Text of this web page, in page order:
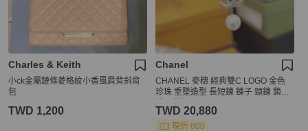
Charles & Keith
小ck金屬鏈條菱格紋小香風肩背斜背
包
TWD 1,200
Chanel
CHANEL 麥穗 經典雙C LOGO 金色
珍珠 垂墜造型 長短鍊 鍊子 頸鍊 鎖骨
TWD 20,880
現折 800